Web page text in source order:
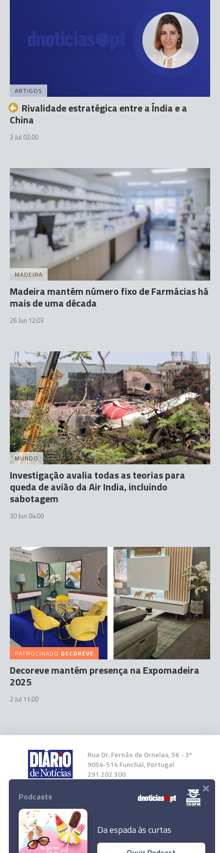
ARTIGOS
Rivalidade estratégica entre a Índia e a
China
3 Jul 02:00
MADEIRA
Madeira mantém número fixo de Farmácias há
mais de uma década
26 Jun 12:03
MUNDO
Investigação avalia todas as teorias para
queda de avião da Air India, incluindo
sabotagem
30 Jun 04:00
PATROCINADO DECOREVE
Decoreve mantém presença na Expomadeira
2025
2 Jul 11:00
Rua Dr. Fernão de Ornelas, 56 - 3º
9054-514 Funchal, Portugal
291 202 300
Instale a nossa App
Podcasts
Da espada às curtas
×